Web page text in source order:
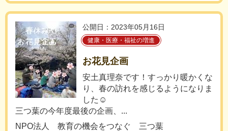
公開日：2023年05月16日
健康・医療・福祉の増進
お花見企画
安土真理奈です！すっかり暖かくな
り、春の訪れを感じるようになりま
した☺️
三つ葉の今年度最後の企画、...
NPO法人 教育の機会をつなぐ 三つ葉